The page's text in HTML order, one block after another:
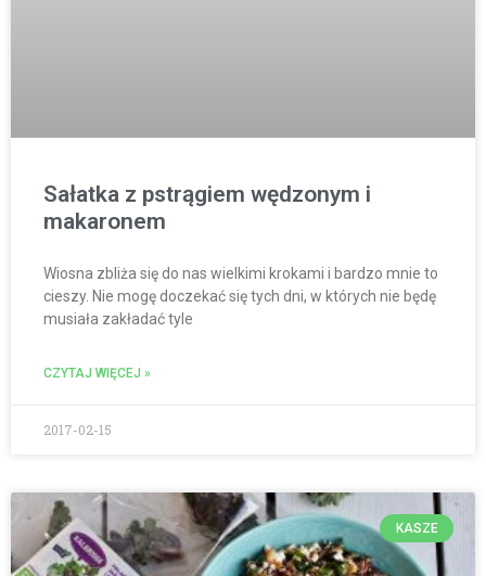
Sałatka z pstrągiem wędzonym i
makaronem
Wiosna zbliża się do nas wielkimi krokami i bardzo mnie to
cieszy. Nie mogę doczekać się tych dni, w których nie będę
musiała zakładać tyle
CZYTAJ WIĘCEJ »
2017-02-15
KASZE